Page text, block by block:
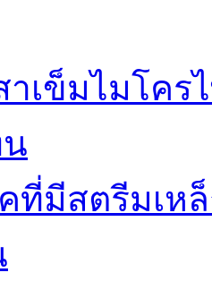
าเข็มไมโค
ที่มีสตรีมเห